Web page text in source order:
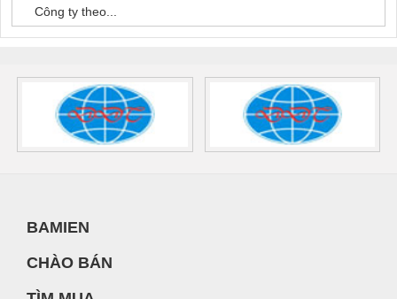
Công ty theo...
BAMIEN
CHÀO BÁN